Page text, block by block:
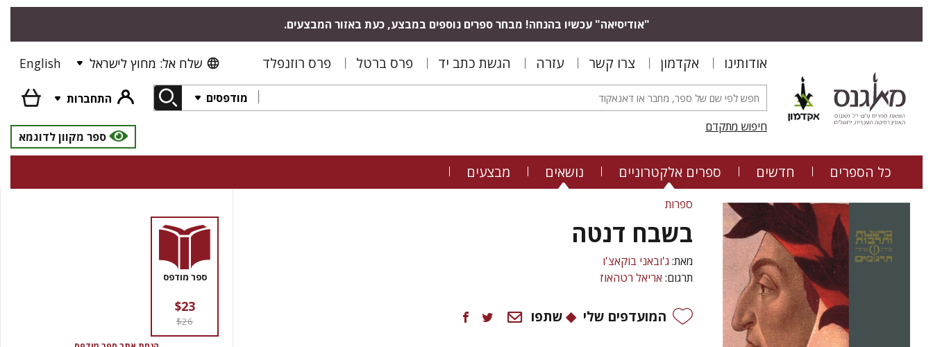
"אודיסיאה" עכשיו בהנחה! מבחר ספרים נוספים במבצע, כעת באזור המבצעים.
אודותינו אקדמון צרו קשר עזרה הגשת כתב יד פרס ברטל פרס רוזנפלד שלח אל: מחוץ לישראל English
מודפסים
התחברות
חיפוש מתקדם
ספר מקוון לדוגמא
כל הספרים חדשים ספרים אלקטרוניים נושאים מבצעים
ספרות
בשבח דנטה
מאת: ג'ובאני בוקאצ'ו
תרגום: אריאל רטהאוז
המועדפים שלי שתפו
ספר מודפס
$23
$26